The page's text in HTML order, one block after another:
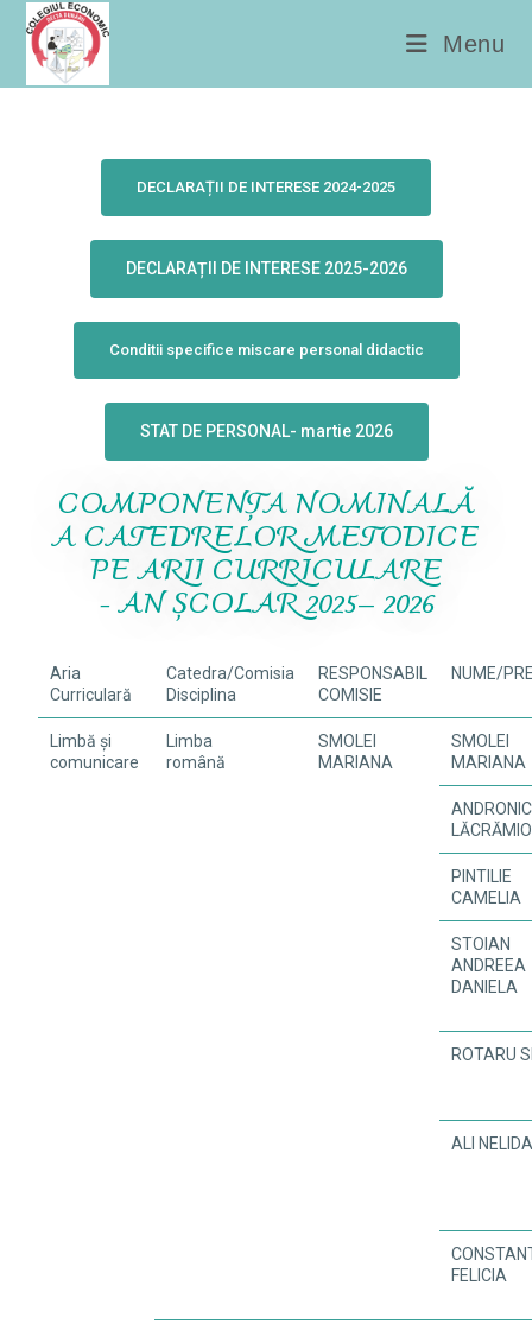
conținut
Menu
DECLARAȚII DE INTERESE 2024-2025
DECLARAȚII DE INTERESE 2025-2026
Conditii specifice miscare personal didactic
STAT DE PERSONAL- martie 2026
COMPONENŢA NOMINALĂ
A CATEDRELOR METODICE
PE ARII CURRICULARE
- AN ŞCOLAR 2025– 2026
Aria
Curriculară
Catedra/Comisia
Disciplina
RESPONSABIL
COMISIE
NUME/
Limbă și
comunicare
Limba
română
SMOLEI
MARIANA
SMOLEI
MARIANA
ANDRONIC
PINTILIE
CAMELIA
STOIAN
ANDREEA
DANIELA
ROTARU
ALI
FELICIA